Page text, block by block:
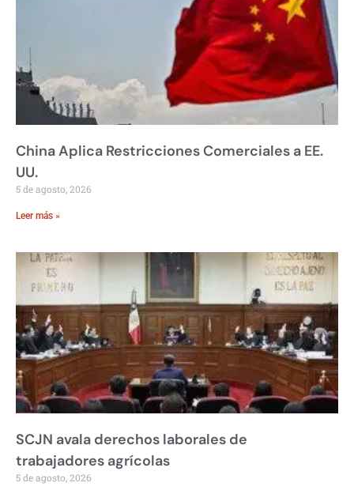
China Aplica Restricciones Comerciales a EE.
UU.
5 de agosto, 2026
Leer más »
SCJN avala derechos laborales de
trabajadores agrícolas
5 de agosto, 2026